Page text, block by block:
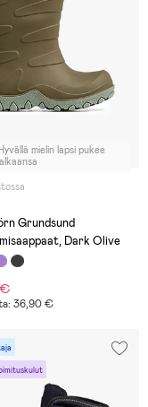
Hyvällä mielin lapsi pukee
Grundsund
Dark Olive
36,90 €